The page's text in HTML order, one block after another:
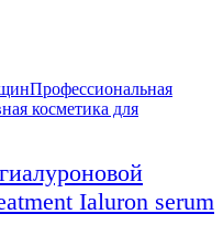
Профессиональная
косметика для
Ialuron serum